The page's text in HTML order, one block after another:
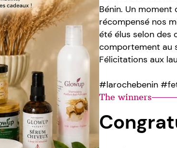
Bénin. Un
récompensé nos
été élus selon des
comportement au
Félicitations aux
#larochebenin
The winners